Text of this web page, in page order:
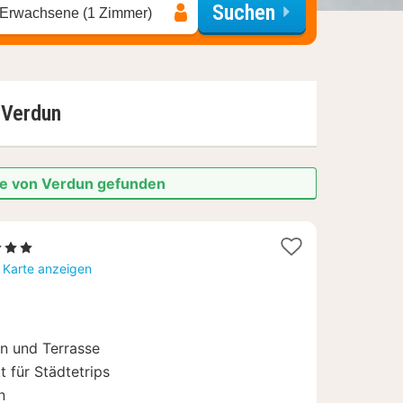
(1 Zimmer) Suchen
Verdun
von Verdun gefunden
Sterne
anzeigen
und Terrasse
für Städtetrips